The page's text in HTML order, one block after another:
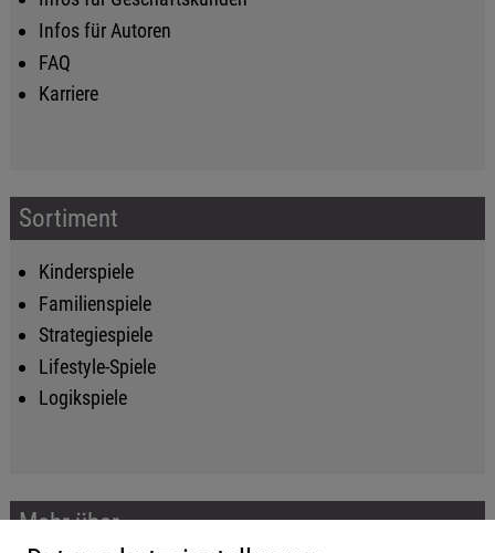
Infos für Autoren
FAQ
Karriere
Sortiment
Kinderspiele
Familienspiele
Strategiespiele
Lifestyle-Spiele
Logikspiele
Mehr über...